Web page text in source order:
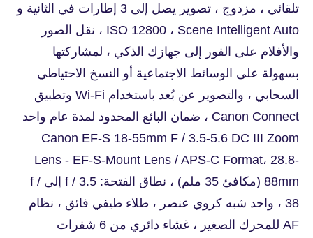
تلقائي ، مزدوج ، تصوير يصل إلى 3 إطارات في الثانية و
ISO 12800 ، Scene Intelligent Auto ، نقل الصور
والأفلام على الفور إلى جهازك الذكي ، لمشاركتها
بسهولة على الوسائط الاجتماعية أو النسخ الاحتياطي
السحابي ، والتصوير عن بُعد باستخدام Wi-Fi وتطبيق
Canon Connect ، ضمان البائع المحدود لمدة عام واحد
Canon EF-S 18-55mm F / 3.5-5.6 DC III Zoom
Lens - EF-S-Mount Lens / APS-C Format، 28.8-
88mm (مكافئ 35 ملم) ، نطاق الفتحة: f / 3.5 إلى f /
38 ، واحد شبه كروي عنصر ، طلاء طيفي فائق ، نظام
AF للمحرك الصغير ، غشاء دائري من 6 شفرات